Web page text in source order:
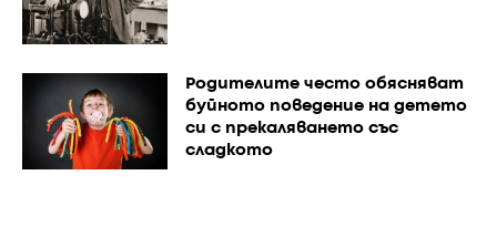
Родителите често обясняват
буйното поведение на детето
си с прекаляването със
сладкото